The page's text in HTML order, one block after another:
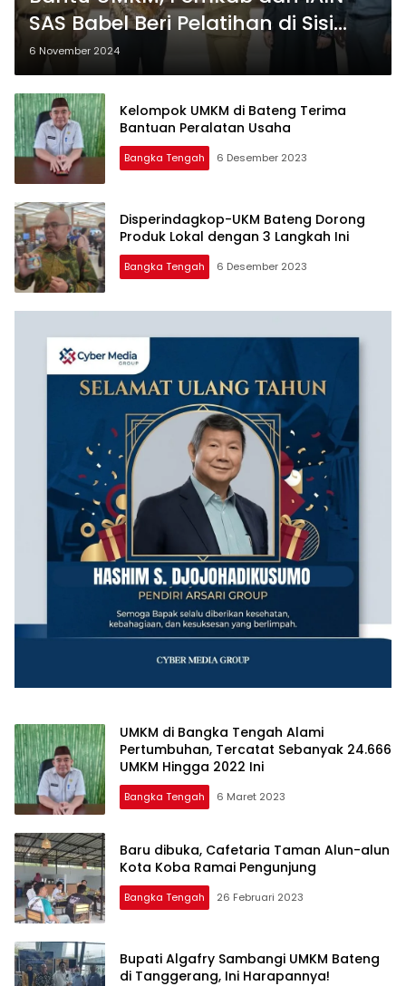
SAS Babel Beri Pelatihan di Sisi
Keuangan
6 November 2024
Kelompok UMKM di Bateng Terima
Bantuan Peralatan Usaha
Bangka Tengah 6 Desember 2023
Disperindagkop-UKM Bateng Dorong
Produk Lokal dengan 3 Langkah Ini
Bangka Tengah 6 Desember 2023
UMKM di Bangka Tengah Alami
Pertumbuhan, Tercatat Sebanyak 24.666
UMKM Hingga 2022 Ini
Bangka Tengah 6 Maret 2023
Baru dibuka, Cafetaria Taman Alun-alun
Kota Koba Ramai Pengunjung
Bangka Tengah 26 Februari 2023
Bupati Algafry Sambangi UMKM Bateng
di Tanggerang, Ini Harapannya!